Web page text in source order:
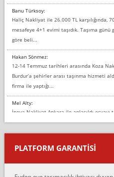
Banu Türksoy:
Haliç Nakliyat ile 26.000 TL karşılığında,
mesafeye 4+1 evimi taşıdık. Taşıma günü
göre beli...
Hakan Sönmez:
12-14 Temmuz tarihleri arasında Koza
Burdur’a şehirler arası taşınma hizmeti
firma ile yaptığı...
Mel Alty:
İnova Nakliyat Ankara ile anlaşıldı eşyayı
Salon duvarına bir baktım birisi boydan
yapıştırm...
Murat:
PLATFORM GARANTİSİ